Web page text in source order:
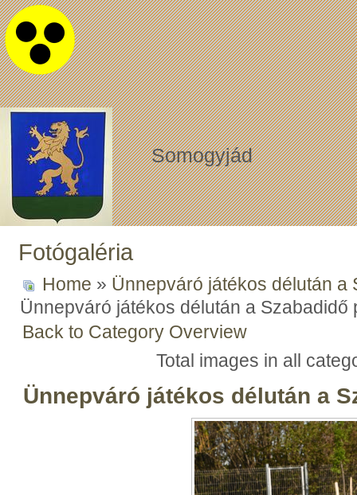
Somogyjád
Fotógaléria
Home » Ünnepváró játékos délután a
Ünnepváró játékos délután a Szabadidő
Back to Category Overview
Total images in all
Ünnepváró játékos délután a